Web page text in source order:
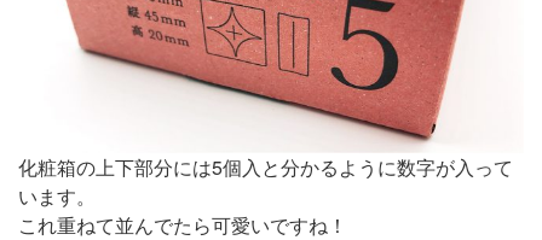
化粧箱の上下部分には5個入と分かるように数字が入って
います。
これ重ねて並んでたら可愛いですね！